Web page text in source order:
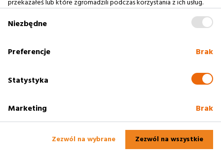
Agencja Interaktywna
Baza Wiedzy
Polityka cookies
Interaktywna Rzeszów
przekazałeś lub które zgromadzili podczas korzystania z ich usług.
na prawidłowe działanie serwisu
Niezbędne
Preferencje Brak
Statystyka
Marketing Brak
Zezwól na wybrane Zezwól na wszystkie